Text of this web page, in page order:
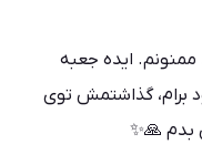
ممنونم. ایده جعبه
برام، گذاشتمش توی
بدم 🙏✨